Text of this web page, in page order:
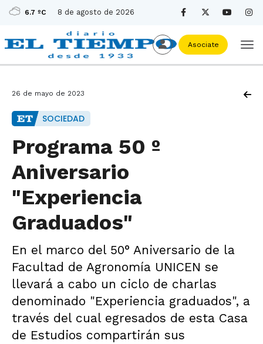
6.7 ºC 8 de agosto de 2026
Asociate
26 de mayo de 2023
SOCIEDAD
Programa 50 º
Aniversario
"Experiencia
Graduados"
En el marco del 50° Aniversario de la
Facultad de Agronomía UNICEN se
llevará a cabo un ciclo de charlas
denominado "Experiencia graduados", a
través del cual egresados de esta Casa
de Estudios compartirán sus